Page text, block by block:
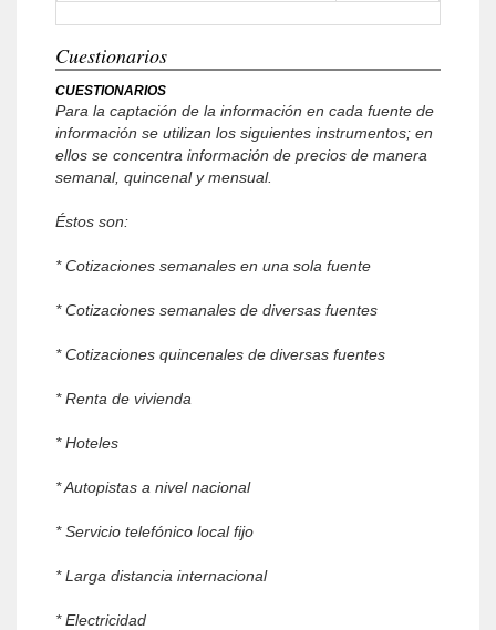
Cuestionarios
CUESTIONARIOS
Para la captación de la información en cada fuente de
información se utilizan los siguientes instrumentos; en
ellos se concentra información de precios de manera
semanal, quincenal y mensual.
Éstos son:
* Cotizaciones semanales en una sola fuente
* Cotizaciones semanales de diversas fuentes
* Cotizaciones quincenales de diversas fuentes
* Renta de vivienda
* Hoteles
* Autopistas a nivel nacional
* Servicio telefónico local fijo
* Larga distancia internacional
* Electricidad